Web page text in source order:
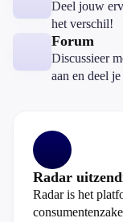
Deel jouw
het verschil!
Forum
Discussieer
aan en deel
Radar
Radar is het